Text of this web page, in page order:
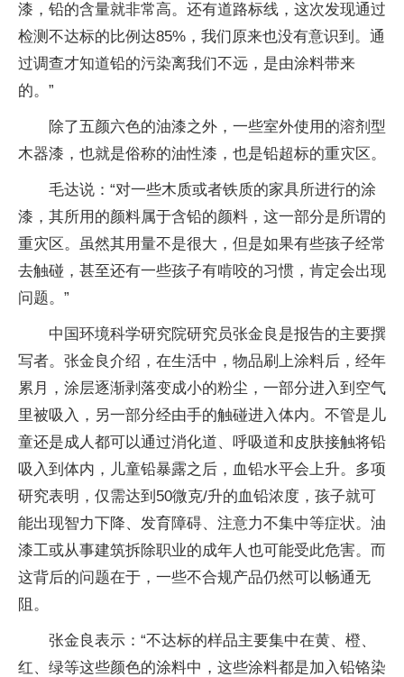
漆，铅的含量就非常高。还有道路标线，这次发现通过
检测不达标的比例达85%，我们原来也没有意识到。通
过调查才知道铅的污染离我们不远，是由涂料带来
的。”
除了五颜六色的油漆之外，一些室外使用的溶剂型
木器漆，也就是俗称的油性漆，也是铅超标的重灾区。
毛达说：“对一些木质或者铁质的家具所进行的涂
漆，其所用的颜料属于含铅的颜料，这一部分是所谓的
重灾区。虽然其用量不是很大，但是如果有些孩子经常
去触碰，甚至还有一些孩子有啃咬的习惯，肯定会出现
问题。”
中国环境科学研究院研究员张金良是报告的主要撰
写者。张金良介绍，在生活中，物品刷上涂料后，经年
累月，涂层逐渐剥落变成小的粉尘，一部分进入到空气
里被吸入，另一部分经由手的触碰进入体内。不管是儿
童还是成人都可以通过消化道、呼吸道和皮肤接触将铅
吸入到体内，儿童铅暴露之后，血铅水平会上升。多项
研究表明，仅需达到50微克/升的血铅浓度，孩子就可
能出现智力下降、发育障碍、注意力不集中等症状。油
漆工或从事建筑拆除职业的成年人也可能受此危害。而
这背后的问题在于，一些不合规产品仍然可以畅通无
阻。
张金良表示：“不达标的样品主要集中在黄、橙、
红、绿等这些颜色的涂料中，这些涂料都是加入铅铬染